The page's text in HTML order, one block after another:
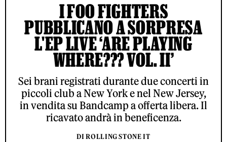
I FOO FIGHTERS
PUBBLICANO A SORPRESA
L'EP LIVE ‘ARE PLAYING
WHERE??? VOL. II’
Sei brani registrati durante due concerti in
piccoli club a New York e nel New Jersey,
in vendita su Bandcamp a offerta libera. Il
ricavato andrà in beneficenza.
DI ROLLING STONE IT